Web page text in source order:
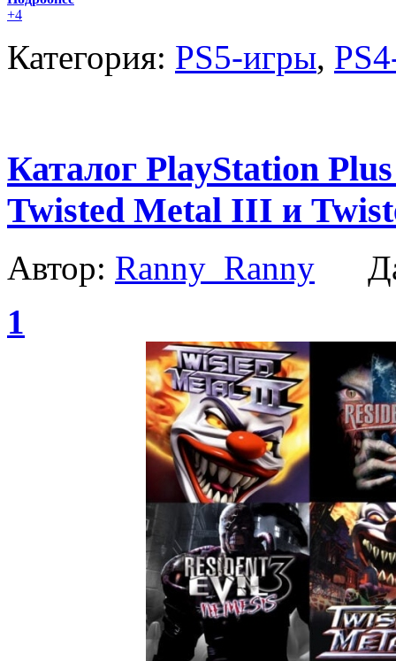
+4
Категория: PS5-игры,
Каталог PlayStation
Twisted Metal III и
Автор: Ranny_Ranny
1